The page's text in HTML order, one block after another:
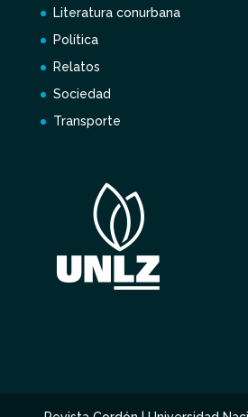
Literatura conurbana
Política
Relatos
Sociedad
Transporte